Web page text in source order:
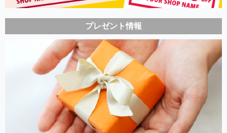
プレゼント情報